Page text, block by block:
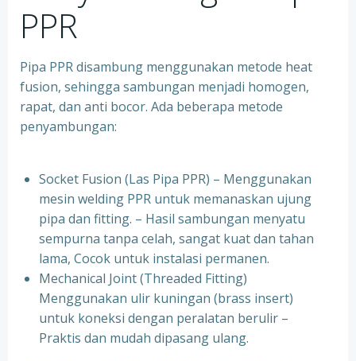
PPR
Pipa PPR disambung menggunakan metode heat
fusion, sehingga sambungan menjadi homogen,
rapat, dan anti bocor. Ada beberapa metode
penyambungan:
Socket Fusion (Las Pipa PPR) – Menggunakan
mesin welding PPR untuk memanaskan ujung
pipa dan fitting. – Hasil sambungan menyatu
sempurna tanpa celah, sangat kuat dan tahan
lama, Cocok untuk instalasi permanen.
⁠Mechanical Joint (Threaded Fitting)
Menggunakan ulir kuningan (brass insert)
untuk koneksi dengan peralatan berulir –
Praktis dan mudah dipasang ulang.